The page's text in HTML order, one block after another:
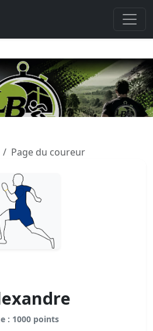
Page du coureur
: 1000 points